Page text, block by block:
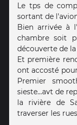
Le tps de
sortant de
Bien arrivée à
chambre soit
découverte de
Et première
ont accosté
Premier
sieste...avt de
la rivière de
traverser les rues